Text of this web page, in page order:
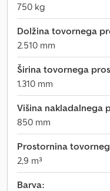
750 kg
Dolžina tovornega
2.510 mm
Širina tovornega
1.310 mm
Višina nakladalnega
850 mm
Prostornina
2,9 m³
Barva: